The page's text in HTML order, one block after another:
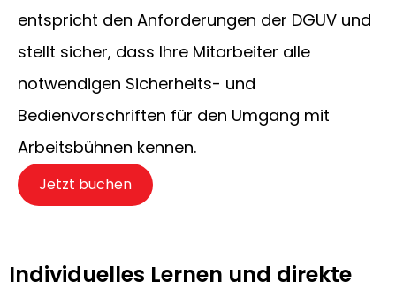
entspricht den Anforderungen der DGUV und
stellt sicher, dass Ihre Mitarbeiter alle
notwendigen Sicherheits- und
Bedienvorschriften für den Umgang mit
Arbeitsbühnen kennen.
Jetzt buchen
Individuelles Lernen und direkte